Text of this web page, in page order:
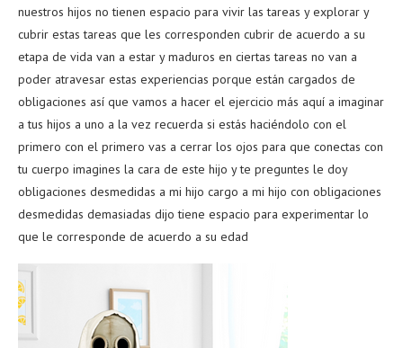
nuestros hijos no tienen espacio para vivir las tareas y explorar y
cubrir estas tareas que les corresponden cubrir de acuerdo a su
etapa de vida van a estar y maduros en ciertas tareas no van a
poder atravesar estas experiencias porque están cargados de
obligaciones así que vamos a hacer el ejercicio más aquí a imaginar
a tus hijos a uno a la vez recuerda si estás haciéndolo con el
primero con el primero vas a cerrar los ojos para que conectas con
tu cuerpo imagines la cara de este hijo y te preguntes le doy
obligaciones desmedidas a mi hijo cargo a mi hijo con obligaciones
desmedidas demasiadas dijo tiene espacio para experimentar lo
que le corresponde de acuerdo a su edad